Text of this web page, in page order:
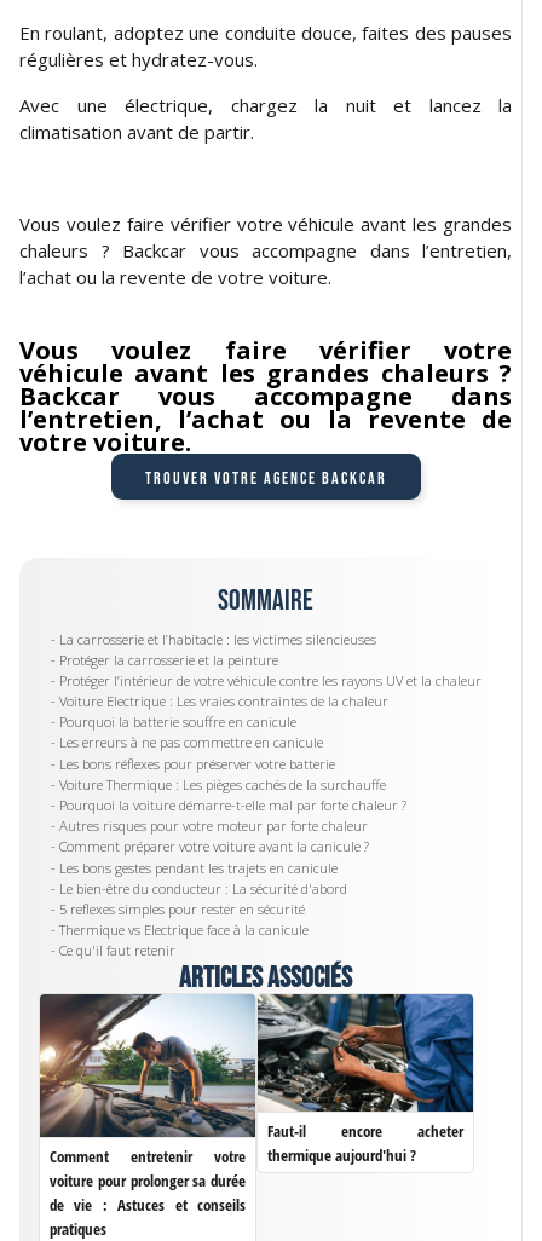
En roulant, adoptez une conduite douce, faites des pauses
régulières et hydratez-vous.
Avec une électrique, chargez la nuit et lancez la
climatisation avant de partir.
Vous voulez faire vérifier votre véhicule avant les grandes
chaleurs ? Backcar vous accompagne dans l’entretien,
l’achat ou la revente de votre voiture.
Vous voulez faire vérifier votre
véhicule avant les grandes chaleurs ?
Backcar vous accompagne dans
l’entretien, l’achat ou la revente de
votre voiture.
Trouver votre agence Backcar
Sommaire
- La carrosserie et l’habitacle : les victimes silencieuses
- Protéger la carrosserie et la peinture
- ‍Protéger l’intérieur de votre véhicule contre les rayons UV et la chaleur
- Voiture Electrique : Les vraies contraintes de la chaleur
- Pourquoi la batterie souffre en canicule
- Les erreurs à ne pas commettre en canicule
- Les bons réflexes pour préserver votre batterie
- Voiture Thermique : Les pièges cachés de la surchauffe
- Pourquoi la voiture démarre-t-elle mal par forte chaleur ?
- Autres risques pour votre moteur par forte chaleur
- Comment préparer votre voiture avant la canicule ?
- Les bons gestes pendant les trajets en canicule
- Le bien-être du conducteur : La sécurité d'abord
- 5 reflexes simples pour rester en sécurité
- Thermique vs Electrique face à la canicule
- Ce qu'il faut retenir
Articles associés
Comment entretenir votre
voiture pour prolonger sa durée
de vie : Astuces et conseils
pratiques
Faut-il encore acheter
thermique aujourd'hui ?